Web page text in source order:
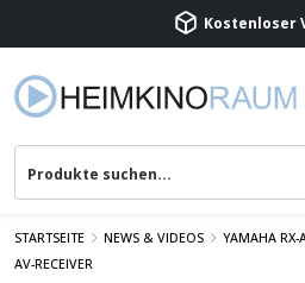
Kostenloser
Beratung &
STARTSEITE NEWS & VIDEOS
YAMAHA RX-
AV-RECEIVER